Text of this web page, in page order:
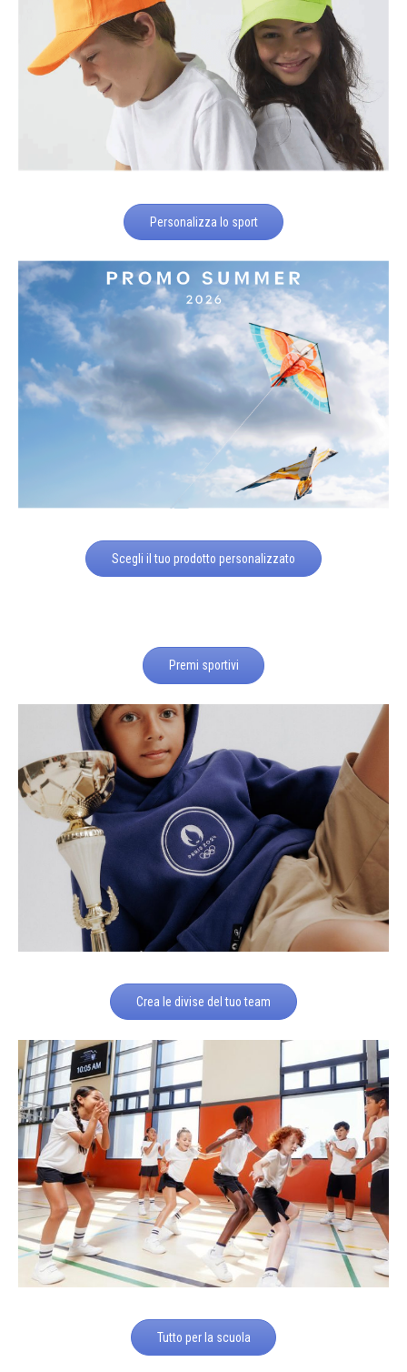
Personalizza lo sport
Scegli il tuo prodotto personalizzato
Premi sportivi
Crea le divise del tuo team
Tutto per la scuola